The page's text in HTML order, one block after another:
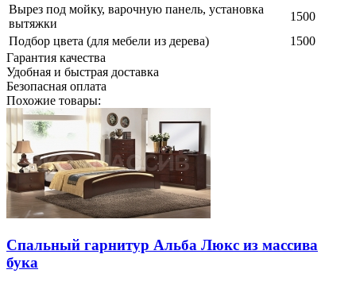
Вырез под мойку, варочную панель, установка
вытяжки
1500
Подбор цвета (для мебели из дерева)
1500
Гарантия качества
Удобная и быстрая доставка
Безопасная оплата
Похожие товары:
Спальный гарнитур Альба Люкс из массива
бука